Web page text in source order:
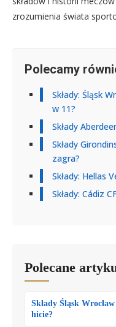
zrozumienia świata
Polecamy
Składy: Śląsk
w 11?
Składy
Składy
zagra?
Składy: Hellas
Składy: Cádiz
Polecane
Składy Śląsk
hicie?